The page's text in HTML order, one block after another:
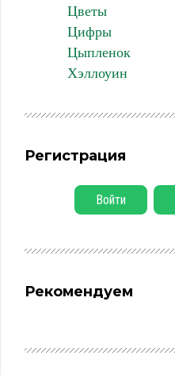
Цветы
Цифры
Цыпленок
Хэллоуин
Регистрация
Войти
Рекомендуем